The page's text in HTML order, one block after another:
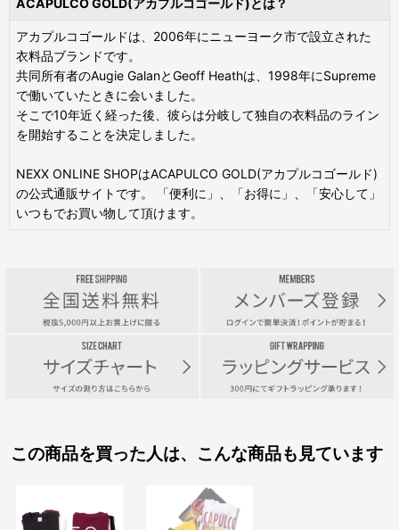
ACAPULCO GOLD(アカプルコゴールド)とは？
アカプルコゴールドは、2006年にニューヨーク市で設立された
衣料品ブランドです。
共同所有者のAugie GalanとGeoff Heathは、1998年にSupreme
で働いていたときに会いました。
そこで10年近く経った後、彼らは分岐して独自の衣料品のライン
を開始することを決定しました。
NEXX ONLINE SHOPはACAPULCO GOLD(アカプルコゴールド)
の公式通販サイトです。 「便利に」、「お得に」、「安心して」
いつもでお買い物して頂けます。
この商品を買った人は、こんな商品も見ています